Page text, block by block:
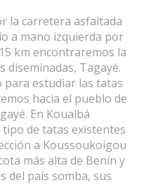
la carretera asfaltada
a mano izquierda por
km encontraremos la
diseminadas, Tagayé.
estudiar las tatas
hacia el pueblo de
En Koualbá
de tatas existentes
a Koussoukoigou
más alta de Benín y
del país somba, sus